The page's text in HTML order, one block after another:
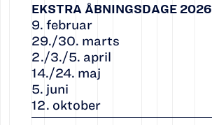
EKSTRA ÅBNINGSDAGE 2026
9. februar
29./30. marts
2./3./5. april
14./24. maj
5. juni
12. oktober